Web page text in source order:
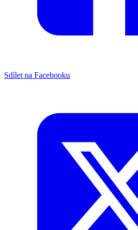
Sdílet na Facebooku